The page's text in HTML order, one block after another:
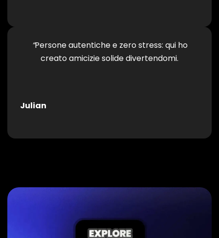
“Persone autentiche e zero stress: qui ho
creato amicizie solide divertendomi.
Julian